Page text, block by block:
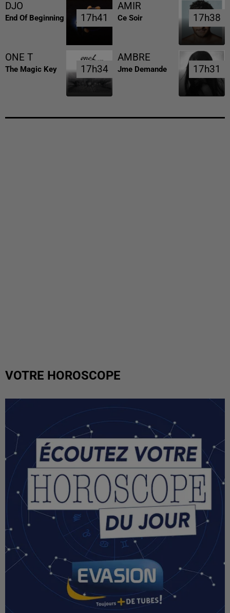
DJO
End Of Beginning 17h41
17h41
AMIR
Ce Soir 17h38
17h38
ONE T
The Magic Key 17h34
17h34
AMBRE
Jme Demande 17h31
17h31
VOTRE HOROSCOPE